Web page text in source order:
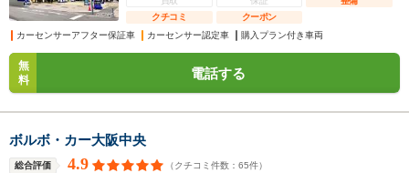
クチコミ
クーポン
カーセンサーアフター保証車
カーセンサー認定車 購入プラン付き車両
無
料
電話する
ボルボ・カー大阪中央
総合評価 4.9 （クチコミ件数： 65件）